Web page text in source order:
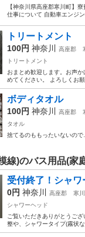
【神奈川県高座郡寒川町】
仕事について 自動車エンジ
トリートメント
100円 神奈川 高座郡
トリートメント
おまとめ歓迎します。お声
めてください。 よろしくお
ボディタオル
100円 神奈川 高座郡
タオル
捨てるのももったいないので
線)のバス用品(家
受付終了！シャワ
0円 神奈川 高座郡 寒
シャワーヘッド
ご覧いただきありがとうご
整や、シャワータイプ(霧状